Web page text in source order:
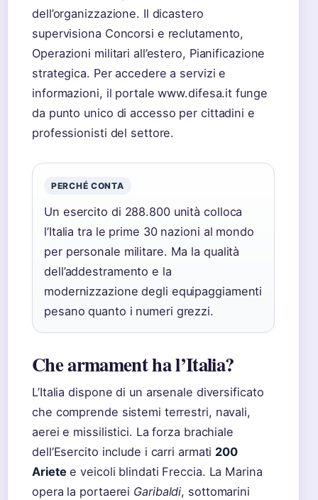
dell’organizzazione. Il dicastero
supervisiona Concorsi e reclutamento,
Operazioni militari all’estero, Pianificazione
strategica. Per accedere a servizi e
informazioni, il portale www.difesa.it funge
da punto unico di accesso per cittadini e
professionisti del settore.
PERCHÉ CONTA
Un esercito di 288.800 unità colloca
l’Italia tra le prime 30 nazioni al mondo
per personale militare. Ma la qualità
dell’addestramento e la
modernizzazione degli equipaggiamenti
pesano quanto i numeri grezzi.
Che armament ha l’Italia?
L’Italia dispone di un arsenale diversificato
che comprende sistemi terrestri, navali,
aerei e missilistici. La forza brachiale
dell’Esercito include i carri armati 200
Arietee veicoli blindati Freccia. La Marina
opera la portaerei Garibaldi, sottomarini